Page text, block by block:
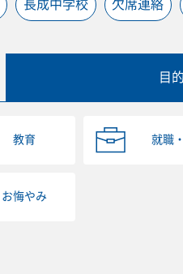
長成中学校 欠席連絡
目
教育 就職
お悔やみ